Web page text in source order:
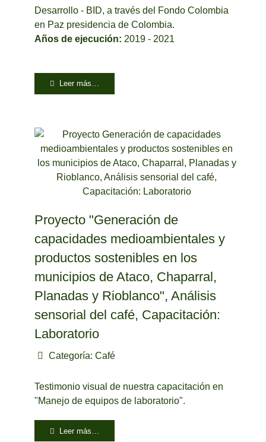
Desarrollo - BID, a través del Fondo Colombia
en Paz presidencia de Colombia.
Años de ejecución: 2019 - 2021
Leer más…
Proyecto "Generación de
capacidades medioambientales y
productos sostenibles en los
municipios de Ataco, Chaparral,
Planadas y Rioblanco", Análisis
sensorial del café, Capacitación:
Laboratorio
Categoría: Café
Testimonio visual de nuestra capacitación en
"Manejo de equipos de laboratorio".
Leer más…